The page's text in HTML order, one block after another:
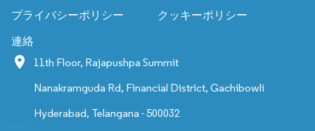
プライバシーポリシー クッキーポリシー
連絡
11th Floor, Rajapushpa Summit
Nanakramguda Rd, Financial District, Gachibowli
Hyderabad, Telangana - 500032